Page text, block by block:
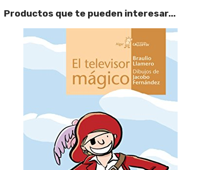
Productos que te pueden interesar...